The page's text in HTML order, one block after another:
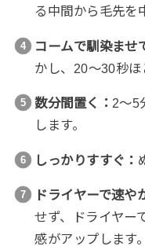
る中間から毛先を
コームで馴染ませ
かし、20〜30秒ほ
数分間置く： 2〜5
します。
しっかりすすぐ：
ドライヤーで速や
せず、ドライヤー
感がアップします。